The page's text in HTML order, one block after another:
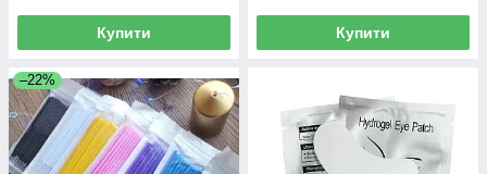
Купити Купити
–22%